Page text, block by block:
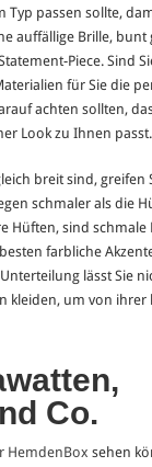
passen sollte,
auffällige Brille,
Piece. Sind
für Sie die
achten sollten,
Look zu Ihnen passt.
breit sind, greifen
schmaler als die
Hüften, sind schmale
farbliche
lässt Sie
kleiden, um von
Co.
HemdenBox sehen